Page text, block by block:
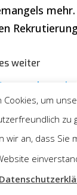
weiter
da Ihnen
Cookies, um
zu
wir an, dass Sie